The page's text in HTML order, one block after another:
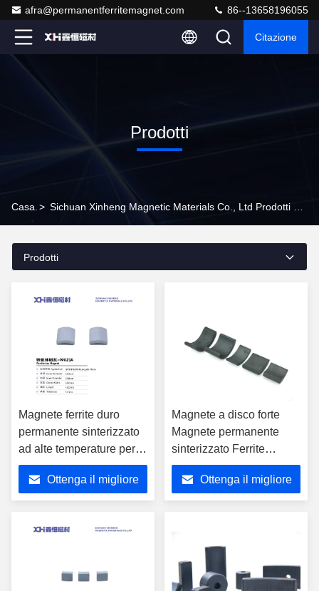
afra@permanentferritemagnet.com 86--13658196055
Citazione
Prodotti
Casa. >
Prodotti
Magnete ferrite duro
permanente sinterizzato
ad alte temperature per
motori per motocicli
W021AOttenga il migliore
Magnete a disco forte
Magnete permanente
sinterizzato Ferrite
(R24.0mm-R18.0mm)
×43.0mm Motore
motociclistico
Ottenga il migliore